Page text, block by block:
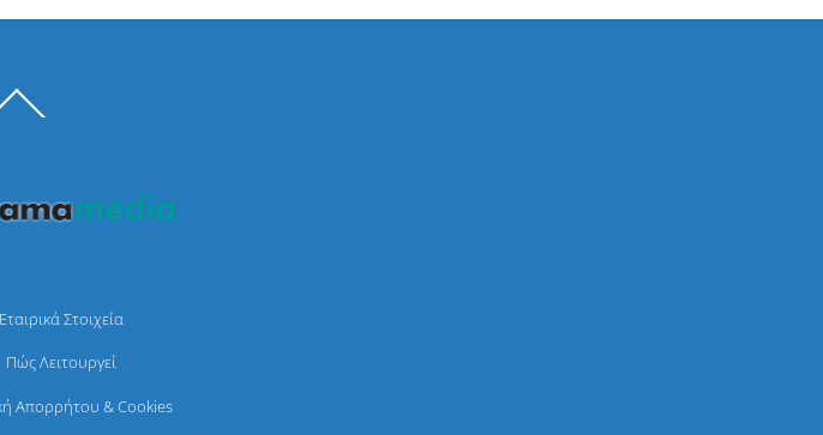
To
Εταιρικά Στοιχεία
Πώς Λειτουργεί
Απορρήτου & Cookies